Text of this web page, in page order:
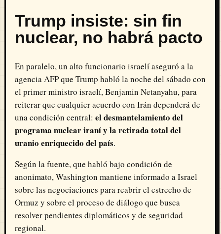
Trump insiste: sin fin
nuclear, no habrá pacto
En paralelo, un alto funcionario israelí aseguró a la
agencia AFP que Trump habló la noche del sábado con
el primer ministro israelí, Benjamin Netanyahu, para
reiterar que cualquier acuerdo con Irán dependerá de
una condición central: el desmantelamiento del
programa nuclear iraní y la retirada total del
uranio enriquecido del país.
Según la fuente, que habló bajo condición de
anonimato, Washington mantiene informado a Israel
sobre las negociaciones para reabrir el estrecho de
Ormuz y sobre el proceso de diálogo que busca
resolver pendientes diplomáticos y de seguridad
regional.